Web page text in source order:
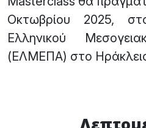
Οκτωβρίου 2025,
Ελληνικού
(ΕΛΜΕΠΑ) στο